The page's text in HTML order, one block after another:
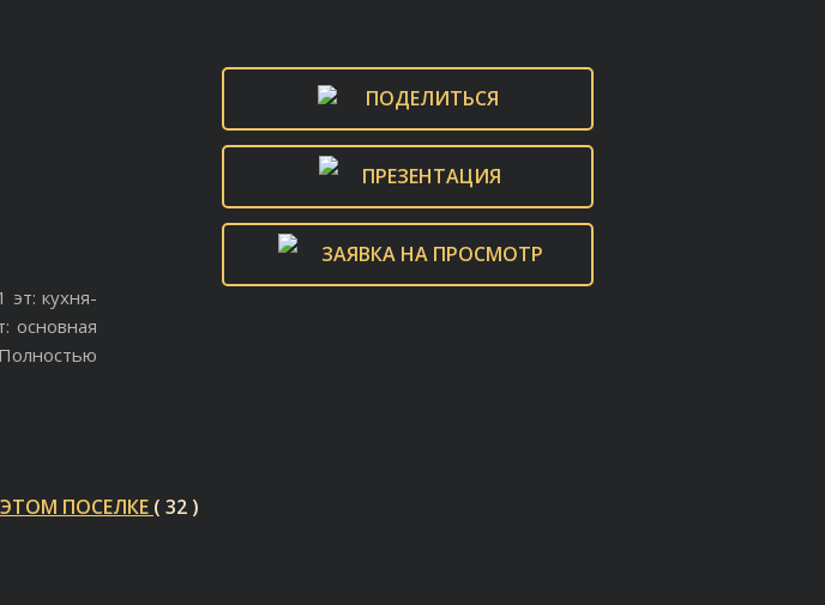
эт: кухня-
основная
ПОДЕЛИТЬСЯ
ПРЕЗЕНТАЦИЯ
ЗАЯВКА НА ПРОСМОТР
ПОСЕЛКЕ ( 32 )